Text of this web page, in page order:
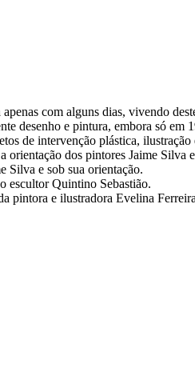
com alguns dias, vivendo
desenho e pintura, embora só
de intervenção plástica, ilustração
orientação dos pintores Jaime Silva
e sob sua orientação.
escultor Quintino Sebastião.
pintora e ilustradora Evelina